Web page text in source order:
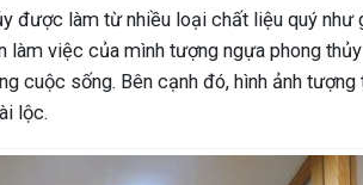
được làm từ nhiều loại chất liệu quý như
làm việc của mình tượng ngựa phong
cuộc sống. Bên cạnh đó, hình ảnh
lộc.